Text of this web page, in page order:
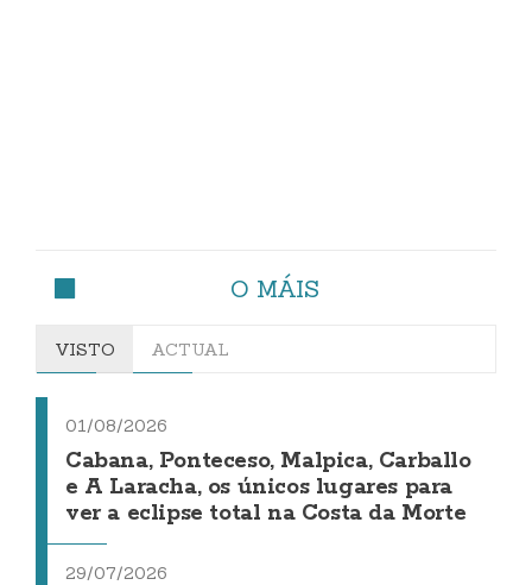
O MÁIS
VISTO ACTUAL
01/08/2026
Cabana, Ponteceso, Malpica, Carballo
e A Laracha, os únicos lugares para
ver a eclipse total na Costa da Morte
29/07/2026